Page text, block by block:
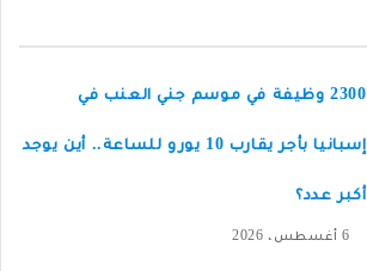
2300 وظيفة في موسم جني العنب في
إسبانيا بأجر يقارب 10 يورو للساعة.. أين يوجد
أكبر عدد؟
6 أغسطس، 2026